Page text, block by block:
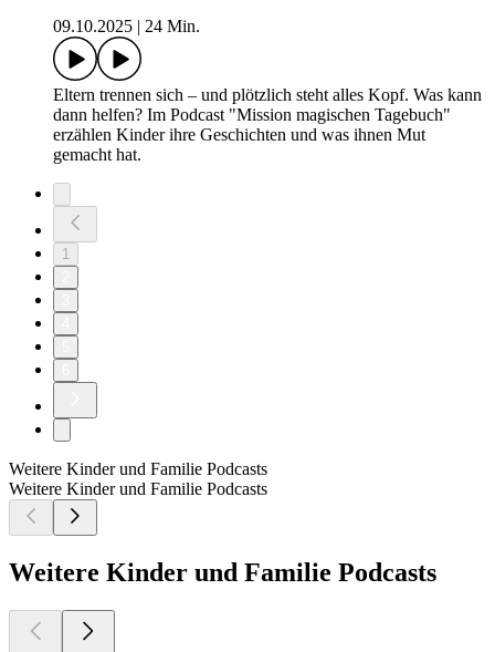
09.10.2025
24 Min.
Eltern trennen sich – und plötzlich steht alles Kopf. Was kann
dann helfen? Im Podcast "Mission magischen Tagebuch"
erzählen Kinder ihre Geschichten und was ihnen Mut
gemacht hat.
1
Weitere Kinder und Familie Podcasts
Weitere Kinder und Familie Podcasts
Weitere Kinder und Familie Podcasts